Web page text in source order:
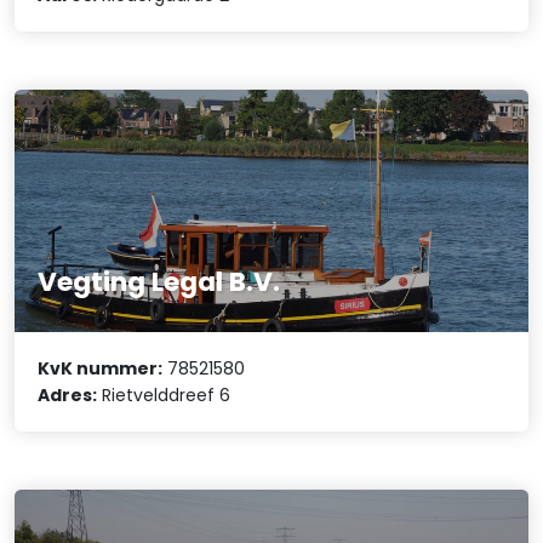
Vegting Legal B.V.
KvK nummer: 78521580
Adres: Rietvelddreef 6